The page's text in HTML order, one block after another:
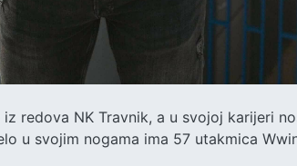
redova NK Travnik, a u svojoj karijeri
u svojim nogama ima 57 utakmica